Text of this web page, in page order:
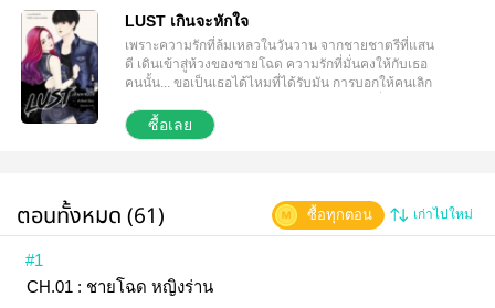
LUST เกินจะหักใจ
เพราะความรักที่ล้มเหลวในวันวาน จากชายชาตรีที่แสน
ดี เดินเข้าสู่ห้วงของชายโฉด ความรักที่มั่นคงให้กับเธอ
คนนั้น... ขอเป็นเธอได้ไหมที่ได้รับมัน การบอกให้คนเลิก
----------------------------------------------------------------------
-- เขาทำดีกับทุกคนยกเว้นฉัน เขาชอบผู้หญิงทุกคน
นี้” He talk “เสียใจด้วยที่เธอไม่ใช่ผู้หญิงคนนั้น”
ซื้อเลย
ตอนทั้งหมด (61) เก่าไปใหม่
ซื้อทุกตอน
#1
CH.01 : ชายโฉด หญิงร่าน